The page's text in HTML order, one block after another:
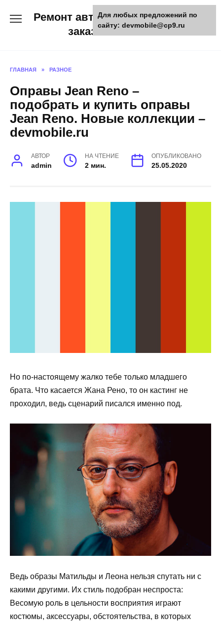
Ремонт авто и мото техники,
заказ запчастей
ГЛАВНАЯ » РАЗНОЕ
Оправы Jean Reno –
подобрать и купить оправы
Jean Reno. Новые коллекции –
devmobile.ru
АВТОР
admin
НА ЧТЕНИЕ
2 мин.
ОПУБЛИКОВАНО
25.05.2020
Но по-настоящему жалко тебе только младшего
брата. Что касается Жана Рено, то он кастинг не
проходил, ведь сценарий писался именно под.
Ведь образы Матильды и Леона нельзя спутать ни с
какими другими. Их стиль подобран неспроста:
Весомую роль в цельности восприятия играют
костюмы, аксессуары, обстоятельства, в которых
Для любых предложений по
сайту: devmobile@cp9.ru